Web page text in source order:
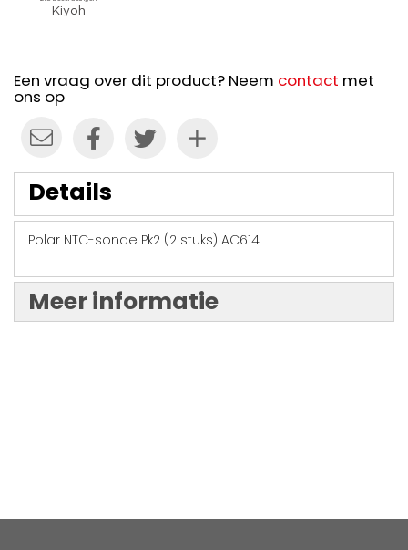
Een vraag over dit product? Neem contact met
ons op
Details
Polar NTC-sonde Pk2 (2 stuks) AC614
Meer informatie